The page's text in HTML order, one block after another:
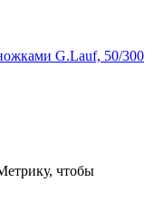
G.Lauf, 50/300
чтобы